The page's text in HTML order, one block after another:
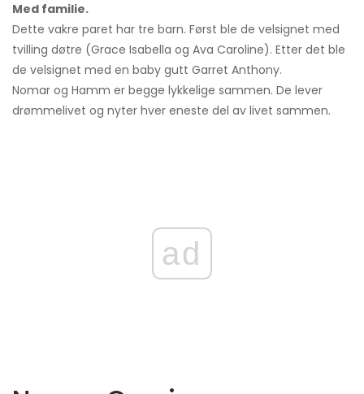
Med familie.
Dette vakre paret har tre barn. Først ble de velsignet med
tvilling døtre (Grace Isabella og Ava Caroline). Etter det ble
de velsignet med en baby gutt Garret Anthony.
Nomar og Hamm er begge lykkelige sammen. De lever
drømmelivet og nyter hver eneste del av livet sammen.
ad